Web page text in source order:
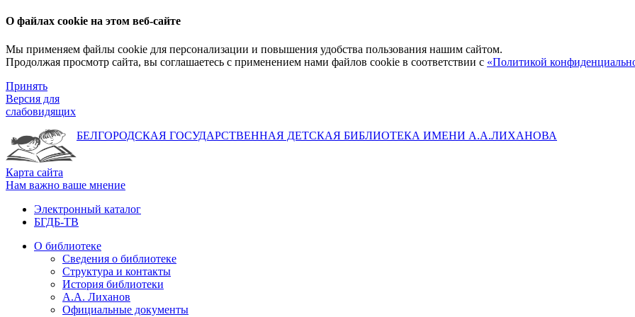
О файлах cookie на этом веб-сайте
Мы применяем файлы cookie для персонализации и повышения удобства пользования нашим сайтом.
Продолжая просмотр сайта, вы соглашаетесь с применением нами файлов cookie в соответствии с «Политикой
Принять
Версия для
слабовидящих
БЕЛГОРОДСКАЯ ГОСУДАРСТВЕННАЯ ДЕТСКАЯ БИБЛИОТЕКА ИМЕНИ А.А.ЛИХАНОВА
Карта сайта
Нам важно ваше мнение
Электронный каталог
БГДБ-ТВ
О библиотеке
Сведения о библиотеке
Структура и контакты
История библиотеки
А.А. Лиханов
Официальные документы